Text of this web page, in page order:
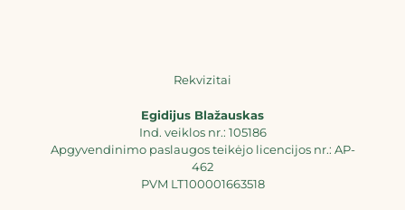
Rekvizitai
Egidijus Blažauskas
Ind. veiklos nr.: 105186
Apgyvendinimo paslaugos teikėjo licencijos nr.: AP-
462
PVM LT100001663518